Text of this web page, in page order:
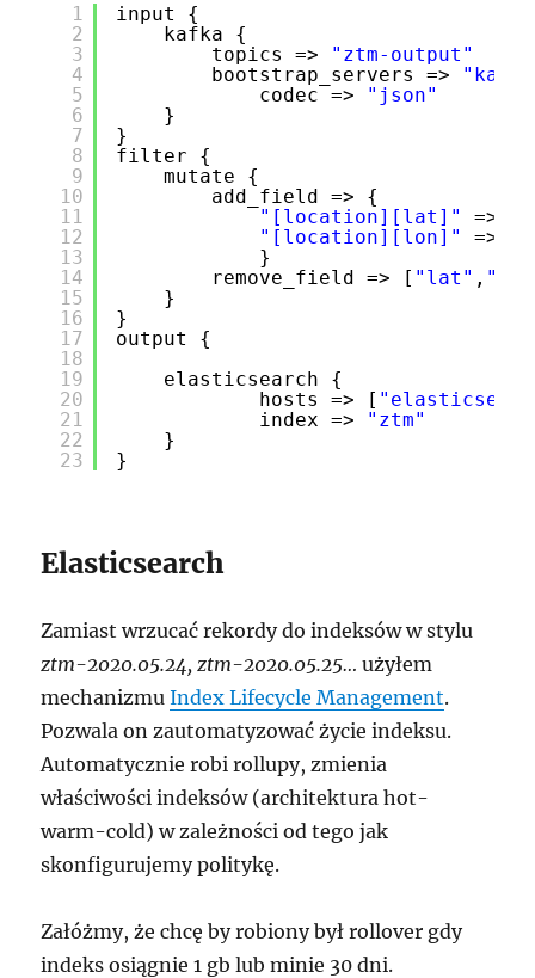
1
2
3
4
5
6
7
8
9
10
11
12
13
14
15
16
17
18
19
20
21
22
23
input {
kafka {
topics => "ztm-output"
bootstrap_servers =>
codec => "json"
}
}
filter {
mutate {
add_field => {
"[location][lat]"
=>
"[location][lon]"
=>
}
remove_field => [ "lat" ,
}
}
output {
elasticsearch {
hosts => [
index => "ztm"
}
}
Elasticsearch
Zamiast wrzucać rekordy do indeksów w stylu
ztm-2020.05.24, ztm-2020.05.25… użyłem
mechanizmuIndex Lifecycle Management.
Pozwala on zautomatyzować życie indeksu.
Automatycznie robi rollupy, zmienia
właściwości indeksów (architektura hot-
warm-cold) w zależności od tego jak
skonfigurujemy politykę.
Załóżmy, że chcę by robiony był rollover gdy
indeks osiągnie 1 gb lub minie 30 dni.